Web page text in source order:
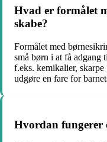
Hvad er formålet
skabe?
Formålet med
små børn i at få adgang
f.eks. kemikalier,
udgøre en fare for
Hvordan fungerer